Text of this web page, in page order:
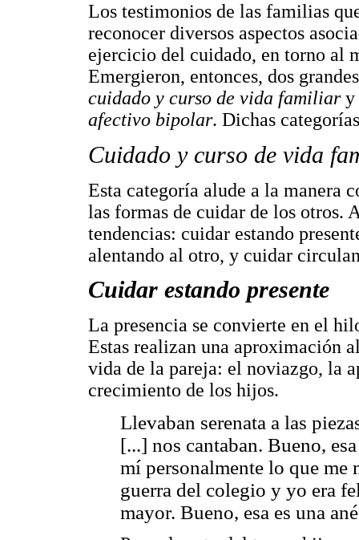
Los testimonios de las familias
reconocer diversos aspectos
ejercicio del cuidado, en torno al
Emergieron, entonces, dos
cuidado y curso de vida familiary
afectivo bipolar. Dichas
Cuidado y curso de vida
Esta categoría alude a la manera
las formas de cuidar de los otros.
tendencias: cuidar estando
alentando al otro, y cuidar
Cuidar estando presente
La presencia se convierte en el
Estas realizan una aproximación
vida de la pareja: el noviazgo, la
crecimiento de los hijos.
Llevaban serenata a las
[...] nos cantaban. Bueno,
mí personalmente lo que me
guerra del colegio y yo era
mayor. Bueno, esa es una